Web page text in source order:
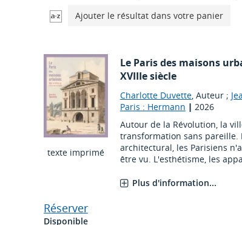
Ajouter le résultat dans votre panier
texte imprimé
Le Paris des maisons
XVIIIe siècle
Charlotte Duvette, Auteur ;
Paris : Hermann | 2026
Autour de la Révolution, la
transformation sans
architectural, les Parisiens
être vu. L'esthétisme, les
Plus d'information...
Réserver
Disponible